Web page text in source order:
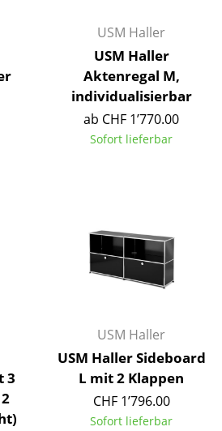
USM Haller
USM Haller
Aktenregal M,
individualisierbar
ab CHF 1’770.00
Sofort lieferbar
3
USM Haller
USM Haller Sideboard
L mit 2 Klappen
CHF 1’796.00
Sofort lieferbar